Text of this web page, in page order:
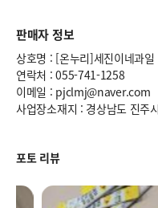
판매자 정보
상호명 : [온누리]세진이네과일
연락처 : 055-741-1258
이메일 : pjclmj@naver.com
사업장소재지 : 경상남도 진주
포토 리뷰